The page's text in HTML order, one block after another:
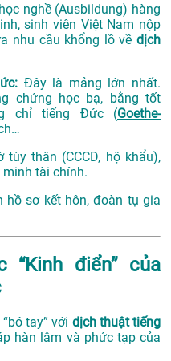
nghề (Ausbildung) hàng
sinh viên Việt Nam nộp
nhu cầu khổng lồ về dịch
Đây là mảng lớn nhất.
chứng học bạ, bằng tốt
chỉ tiếng Đức (Goethe-
thân (CCCD, hộ khẩu),
tài chính.
hồ sơ kết hôn, đoàn tụ gia
“Kinh điển” của
tay” với dịch thuật tiếng
hàn lâm và phức tạp của